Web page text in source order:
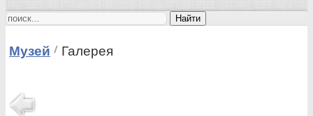
Найти
Музей Галерея